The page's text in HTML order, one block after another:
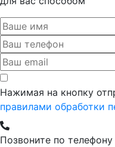
Нажимая на кнопку
правилами обработки
Позвоните по телефону